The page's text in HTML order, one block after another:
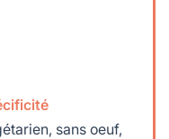
sans oeuf,